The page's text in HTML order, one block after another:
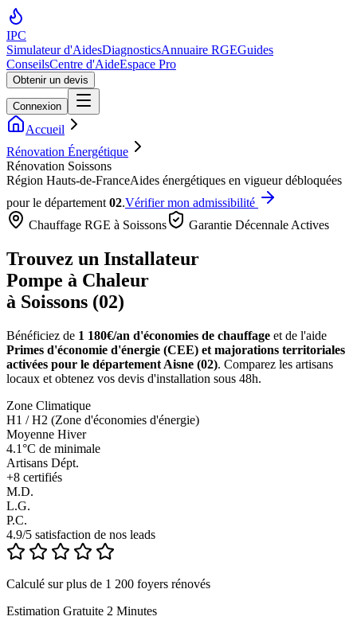
IPC
Simulateur d'AidesDiagnosticsAnnuaire RGEGuides
ConseilsCentre d'AideEspace Pro
Obtenir un devis
Connexion
Accueil
Rénovation Énergétique
Rénovation Soissons
Région Hauts-de-FranceAides énergétiques en vigueur débloquées
pour le département 02.Vérifier mon admissibilité
Chauffage RGE à Soissons Garantie Décennale Actives
Trouvez un Installateur
Pompe à Chaleur
à Soissons (02)
Bénéficiez de 1 180€/an d'économies de chauffage et de l'aide
Primes d'économie d'énergie (CEE) et majorations territoriales
activées pour le département Aisne (02). Comparez les artisans
locaux et obtenez vos devis d'installation sous 48h.
Zone Climatique
H1 / H2 (Zone d'économies d'énergie)
Moyenne Hiver
4.1°C de minimale
Artisans Dépt.
+8 certifiés
M.D.
L.G.
P.C.
4.9/5 satisfaction de nos leads
Calculé sur plus de 1 200 foyers rénovés
Estimation Gratuite 2 Minutes